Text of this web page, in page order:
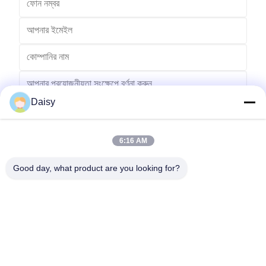
Daisy
6:16 AM
Good day, what product are you looking for?